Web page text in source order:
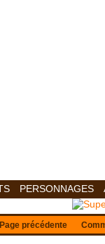
PERSONNAGES
Page précédente